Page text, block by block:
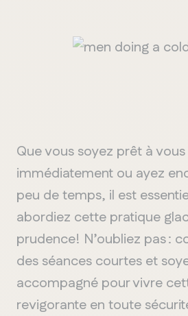
Que vous soyez prêt à
immédiatement ou ayez
peu de temps, il est
abordiez cette pratique
prudence! N’oubliez pas:
des séances courtes et
accompagné pour vivre
revigorante en toute